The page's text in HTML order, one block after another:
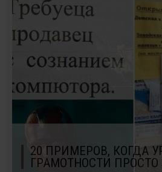
20 ПРИМЕРОВ, КОГДА
ГРАМОТНОСТИ